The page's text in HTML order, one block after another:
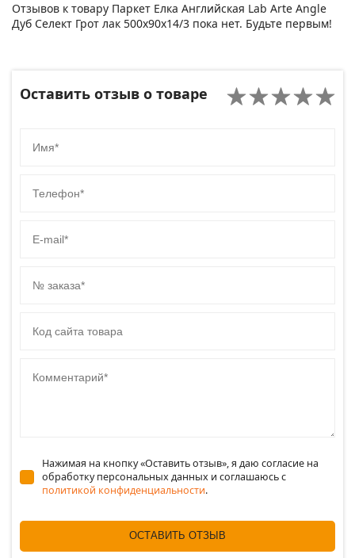
Отзывов к товару Паркет Елка Английская Lab Arte Angle
Дуб Селект Грот лак 500х90х14/3 пока нет. Будьте первым!
Оставить отзыв о товаре
Нажимая на кнопку «Оставить отзыв», я даю согласие на
обработку персональных данных и соглашаюсь c
политикой конфиденциальности.
ОСТАВИТЬ ОТЗЫВ